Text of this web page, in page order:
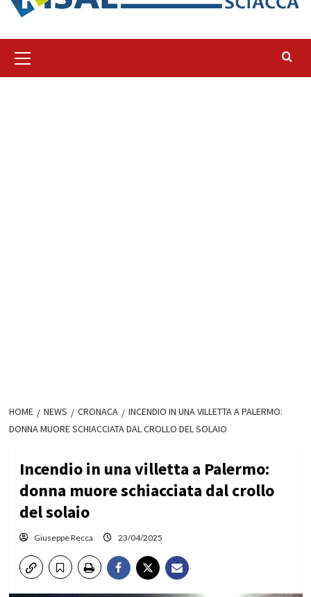
principale
HOME NEWS CRONACA
INCENDIO IN UNA VILLETTA A PALERMO:
DONNA MUORE SCHIACCIATA DAL CROLLO DEL SOLAIO
Incendio in una villetta a Palermo:
donna muore schiacciata dal crollo
del solaio
Giuseppe Recca 23/04/2025